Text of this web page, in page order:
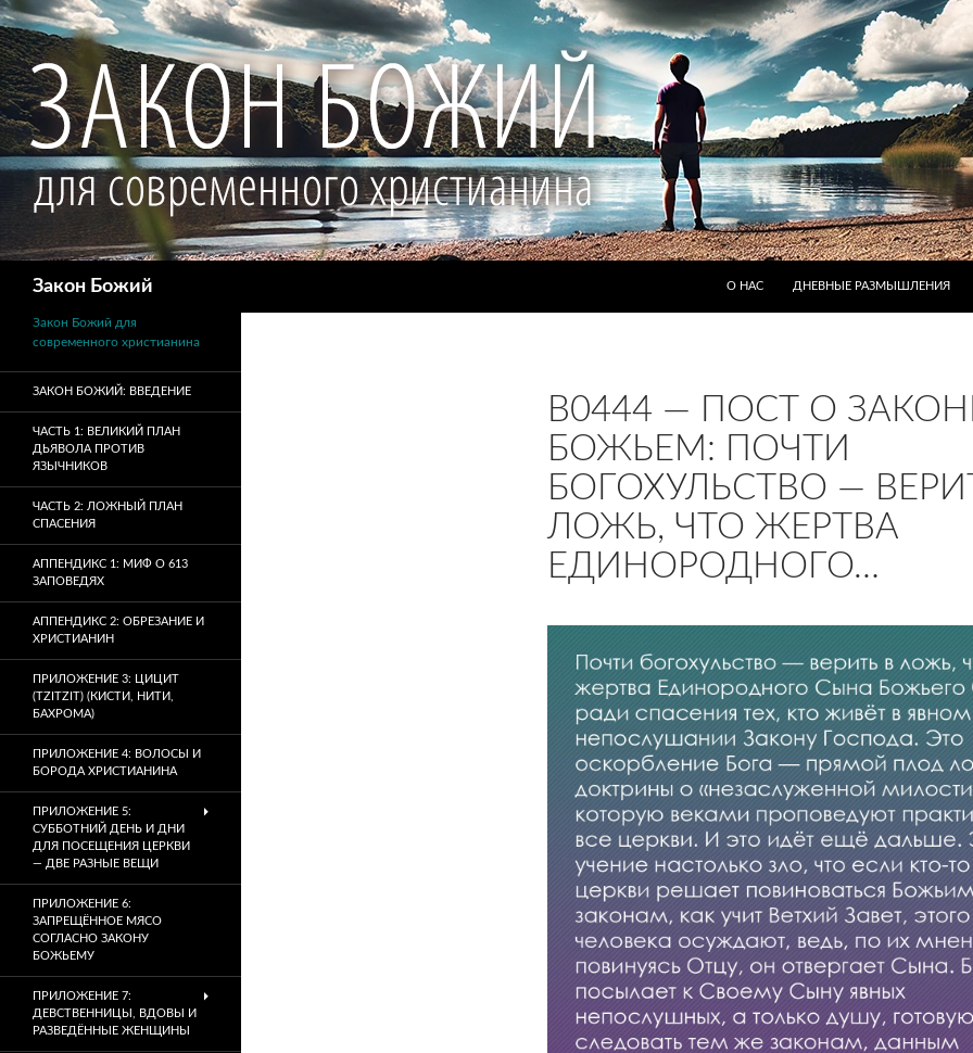
Закон Божий
О НАС
ДНЕВНЫЕ РАЗМЫШЛЕНИЯ
B0444 — ПОСТ О
БОЖЬЕМ: ПОЧТИ
БОГОХУЛЬСТВО —
ЛОЖЬ, ЧТО ЖЕРТВА
ЕДИНОРОДНОГО…
Закон Божий для
современного христианина
ЗАКОН БОЖИЙ: ВВЕДЕНИЕ
ЧАСТЬ 1: ВЕЛИКИЙ ПЛАН
ДЬЯВОЛА ПРОТИВ
ЯЗЫЧНИКОВ
ЧАСТЬ 2: ЛОЖНЫЙ ПЛАН
СПАСЕНИЯ
АППЕНДИКС 1: МИФ О 613
ЗАПОВЕДЯХ
АППЕНДИКС 2: ОБРЕЗАНИЕ И
ХРИСТИАНИН
ПРИЛОЖЕНИЕ 3: ЦИЦИТ
(TZITZIT) (КИСТИ, НИТИ,
БАХРОМА)
ПРИЛОЖЕНИЕ 4: ВОЛОСЫ И
БОРОДА ХРИСТИАНИНА
ПРИЛОЖЕНИЕ 5:
СУББОТНИЙ ДЕНЬ И ДНИ
ДЛЯ ПОСЕЩЕНИЯ ЦЕРКВИ
— ДВЕ РАЗНЫЕ ВЕЩИ
ПРИЛОЖЕНИЕ 6:
ЗАПРЕЩЁННОЕ МЯСО
СОГЛАСНО ЗАКОНУ
БОЖЬЕМУ
ПРИЛОЖЕНИЕ 7:
ДЕВСТВЕННИЦЫ, ВДОВЫ И
РАЗВЕДЁННЫЕ ЖЕНЩИНЫ